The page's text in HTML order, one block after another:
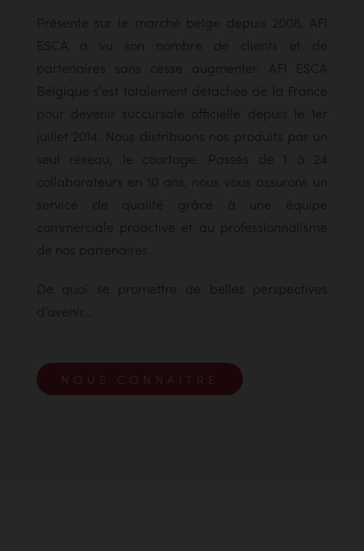
Présente sur le marché belge depuis 2008, AFI
ESCA a vu son nombre de clients et de
partenaires sans cesse augmenter. AFI ESCA
Belgique s’est totalement détachée de la France
pour devenir succursale officielle depuis le 1er
juillet 2014. Nous distribuons nos produits par un
seul réseau, le courtage. Passés de 1 à 24
collaborateurs en 10 ans, nous vous assurons un
service de qualité grâce à une équipe
commerciale proactive et au professionnalisme
de nos partenaires.
De quoi se promettre de belles perspectives
d’avenir…
NOUS CONNAITRE